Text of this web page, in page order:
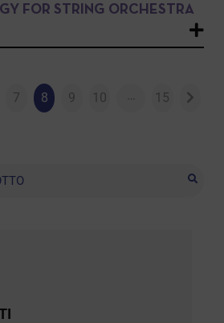
FOR STRING ORCHESTRA
7 8 9 10 15